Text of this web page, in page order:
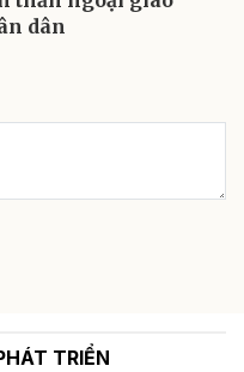
dân
TRIỂN